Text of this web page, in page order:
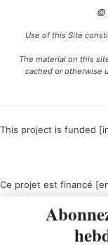
©
Use of this Site
The material on this
cached or otherwise
This project is funded
Ce projet est financé